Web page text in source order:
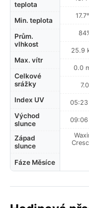
teplota
Min. teplota
Prům.
vlhkost
Max. vítr
Celkové
srážky
Index UV
Východ
slunce
Západ
slunce
Fáze Měsíce
25.9
0.0
7.0
05:23
09:06